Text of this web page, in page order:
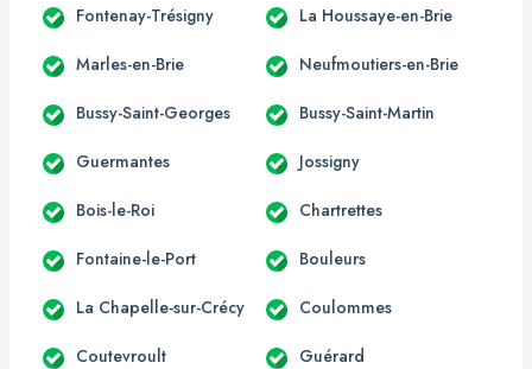
Fontenay-Trésigny La Houssaye-en-Brie
Marles-en-Brie Neufmoutiers-en-Brie
Bussy-Saint-Georges Bussy-Saint-Martin
Guermantes Jossigny
Bois-le-Roi Chartrettes
Fontaine-le-Port Bouleurs
La Chapelle-sur-Crécy Coulommes
Coutevroult Guérard